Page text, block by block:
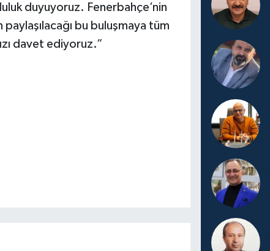
duyuyoruz. Fenerbahçe’nin
paylaşılacağı bu buluşmaya tüm
davet ediyoruz.”